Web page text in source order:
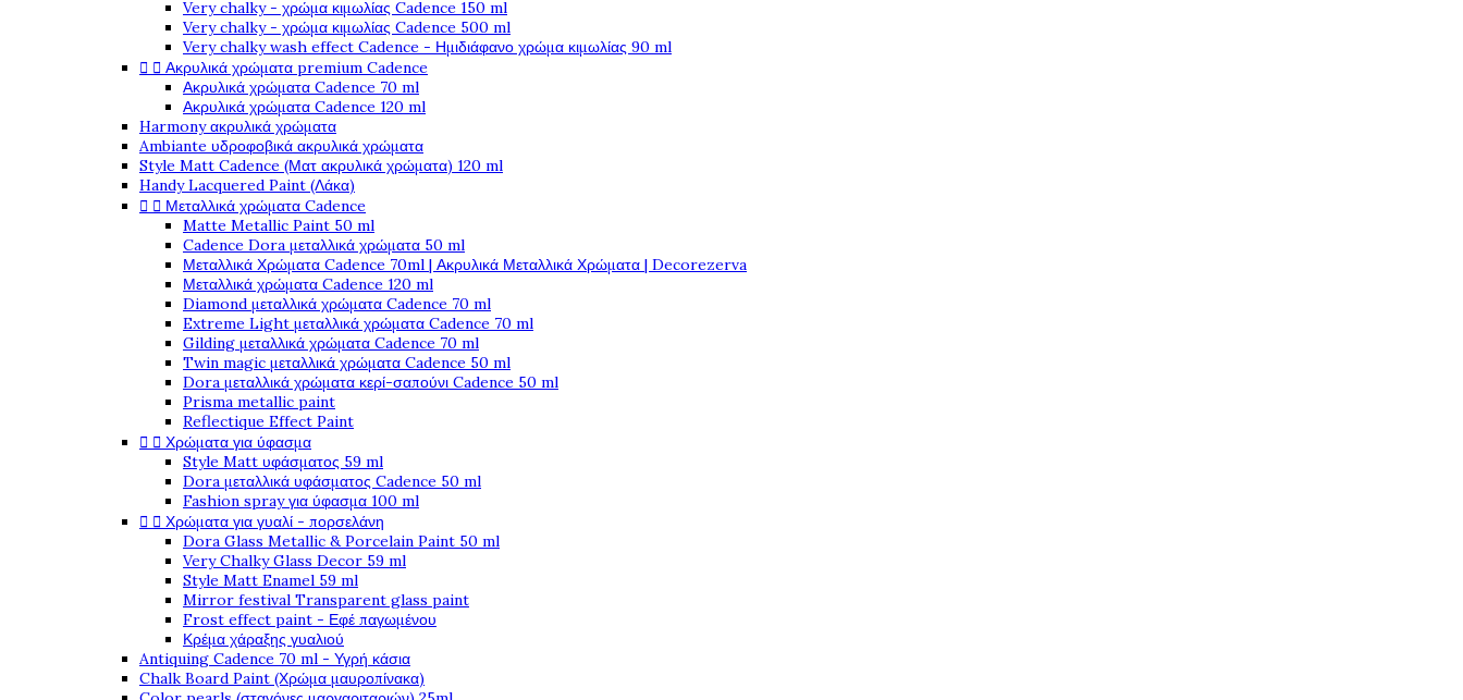
Very chalky - χρώμα κιμωλίας Cadence 150 ml
Very chalky - χρώμα κιμωλίας Cadence 500 ml
Very chalky wash effect Cadence - Ημιδιάφανο χρώμα κιμωλίας 90 ml
  Ακρυλικά χρώματα premium Cadence
Ακρυλικά χρώματα Cadence 70 ml
Ακρυλικά χρώματα Cadence 120 ml
Harmony ακρυλικά χρώματα
Ambiante υδροφοβικά ακρυλικά χρώματα
Style Matt Cadence (Ματ ακρυλικά χρώματα) 120 ml
Handy Lacquered Paint (Λάκα)
  Μεταλλικά χρώματα Cadence
Matte Metallic Paint 50 ml
Cadence Dora μεταλλικά χρώματα 50 ml
Μεταλλικά Χρώματα Cadence 70ml | Ακρυλικά Μεταλλικά Χρώματα | Decorezerva
Μεταλλικά χρώματα Cadence 120 ml
Diamond μεταλλικά χρώματα Cadence 70 ml
Extreme Light μεταλλικά χρώματα Cadence 70 ml
Gilding μεταλλικά χρώματα Cadence 70 ml
Twin magic μεταλλικά χρώματα Cadence 50 ml
Dora μεταλλικά χρώματα κερί-σαπούνι Cadence 50 ml
Prisma metallic paint
Reflectique Effect Paint
  Χρώματα για ύφασμα
Style Matt υφάσματος 59 ml
Dora μεταλλικά υφάσματος Cadence 50 ml
Fashion spray για ύφασμα 100 ml
  Χρώματα για γυαλί - πορσελάνη
Dora Glass Metallic & Porcelain Paint 50 ml
Very Chalky Glass Decor 59 ml
Style Matt Enamel 59 ml
Mirror festival Transparent glass paint
Frost effect paint - Εφέ παγωμένου
Κρέμα χάραξης γυαλιού
Antiquing Cadence 70 ml - Υγρή κάσια
Chalk Board Paint (Χρώμα μαυροπίνακα)